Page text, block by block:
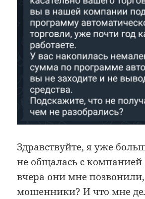
Здравствуйте, я уже
не общалась с компанией
вчера они мне позвонили,
мошенники? И что мне